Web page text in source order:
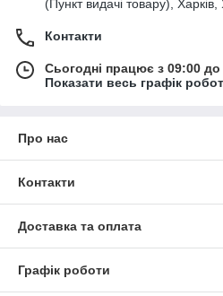
(Пункт видачі товару), Харків,
Контакти
Сьогодні працює з 09:00 до
Показати весь графік
Про нас
Контакти
Доставка та оплата
Графік роботи